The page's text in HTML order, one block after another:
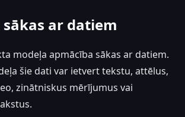
ar datiem
modeļa apmācība sākas ar datiem.
šie dati var ietvert tekstu, attēlus,
zinātniskus mērījumus vai